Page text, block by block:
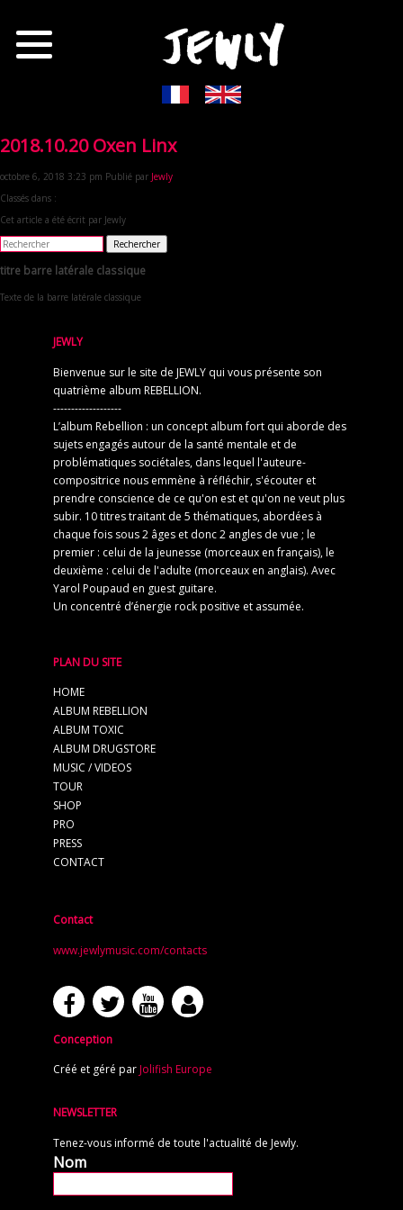
2018.10.20 Oxen Linx
octobre 6, 2018 3:23 pm Publié par Jewly
Classés dans :
Cet article a été écrit par Jewly
Rechercher
titre barre latérale classique
Texte de la barre latérale classique
JEWLY
Bienvenue sur le site de JEWLY qui vous présente son
quatrième album REBELLION.
-------------------
L’album Rebellion : un concept album fort qui aborde des
sujets engagés autour de la santé mentale et de
problématiques sociétales, dans lequel l'auteure-
compositrice nous emmène à réfléchir, s'écouter et
prendre conscience de ce qu'on est et qu'on ne veut plus
subir. 10 titres traitant de 5 thématiques, abordées à
chaque fois sous 2 âges et donc 2 angles de vue ; le
premier : celui de la jeunesse (morceaux en français), le
deuxième : celui de l'adulte (morceaux en anglais). Avec
Yarol Poupaud en guest guitare.
Un concentré d’énergie rock positive et assumée.
PLAN DU SITE
HOME
ALBUM REBELLION
ALBUM TOXIC
ALBUM DRUGSTORE
MUSIC / VIDEOS
TOUR
SHOP
PRO
PRESS
CONTACT
Contact
www.jewlymusic.com/contacts
Conception
Créé et géré par Jolifish Europe
NEWSLETTER
Tenez-vous informé de toute l'actualité de Jewly.
Nom